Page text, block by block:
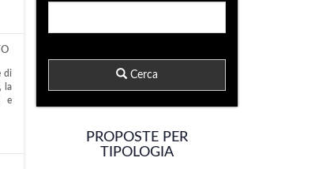
di
la
e
Cerca
PROPOSTE PER
TIPOLOGIA